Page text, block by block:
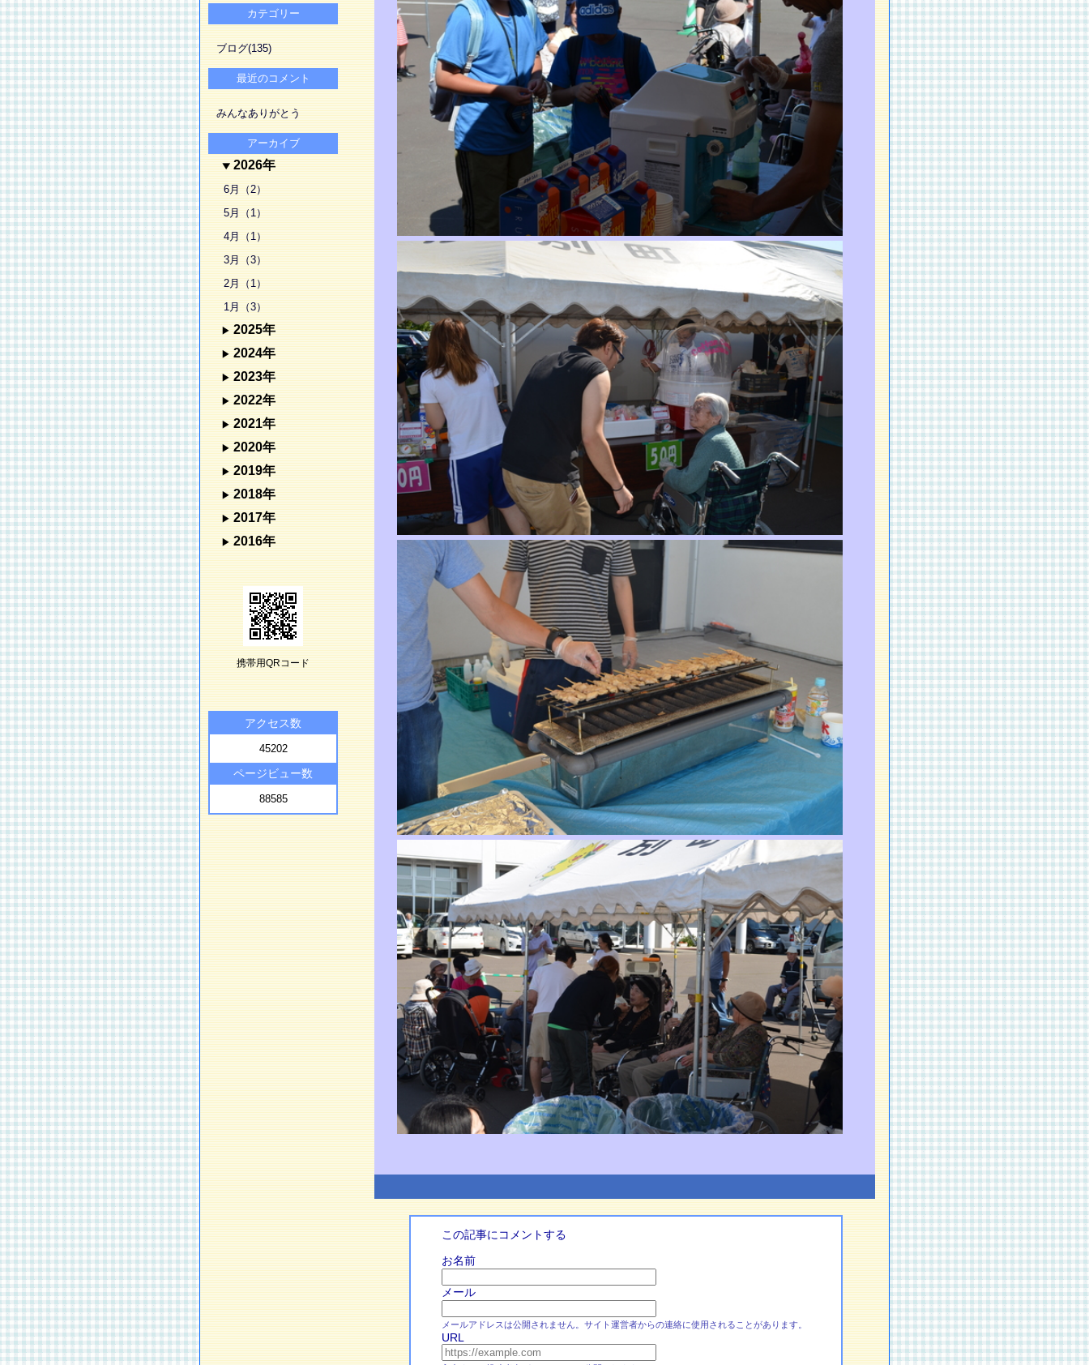
この記事にコメントする
お名前
メール
メールアドレスは公開されません。サイト運営者からの連絡に使用されることがあります。
URL
カテゴリー
ブログ(135)
最近のコメント
みんなありがとう
アーカイブ
2026年
6月（2）
5月（1）
4月（1）
3月（3）
2月（1）
1月（3）
2025年
2024年
2023年
2022年
2021年
2020年
2019年
2018年
2017年
2016年
携帯用QRコード
アクセス数
45202
ページビュー数
88585